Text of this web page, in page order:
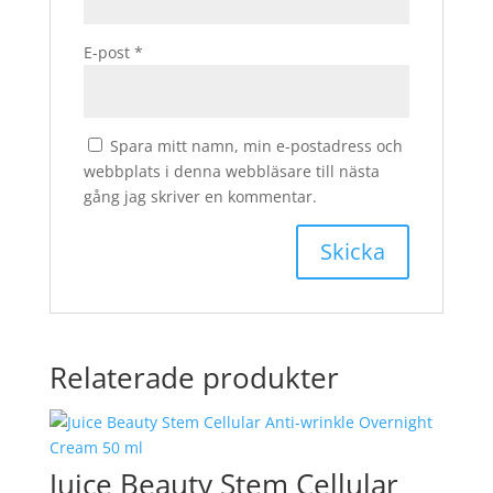
E-post *
Spara mitt namn, min e-postadress och
webbplats i denna webbläsare till nästa
gång jag skriver en kommentar.
Relaterade produkter
Juice Beauty Stem Cellular